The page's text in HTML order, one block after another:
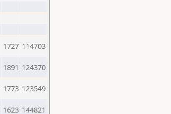
1727 114703
1891 124370
1773 123549
1623 144821